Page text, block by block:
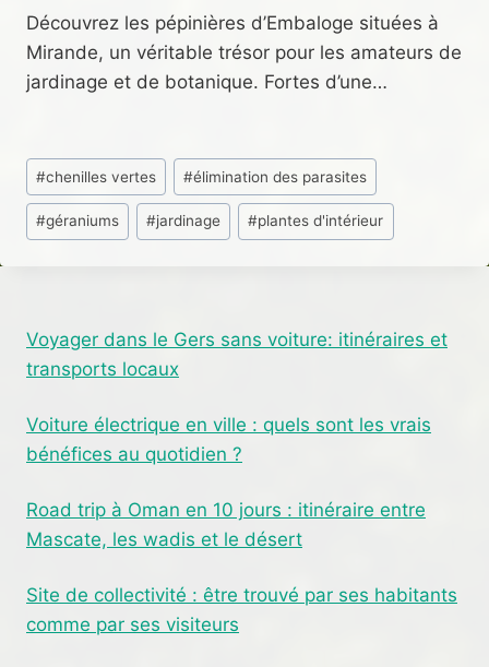
Découvrez les pépinières d’Embaloge situées à
Mirande, un véritable trésor pour les amateurs de
jardinage et de botanique. Fortes d’une…
Étiquettes
de
la
#chenilles vertes #élimination des parasites
#géraniums #jardinage #plantes d'intérieur
Voyager dans le Gers sans voiture: itinéraires et
transports locaux
Voiture électrique en ville : quels sont les vrais
bénéfices au quotidien ?
Road trip à Oman en 10 jours : itinéraire entre
Mascate, les wadis et le désert
Site de collectivité : être trouvé par ses habitants
comme par ses visiteurs